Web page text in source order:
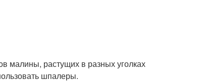
малины, растущих в разных уголках
шпалеры.